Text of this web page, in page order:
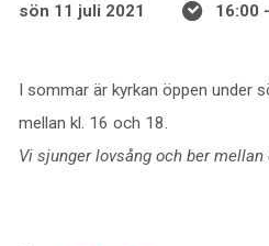
sön 11 juli 2021 16:00
I sommar är kyrkan öppen under
mellan kl. 16 och 18.
Vi sjunger lovsång och ber mellan